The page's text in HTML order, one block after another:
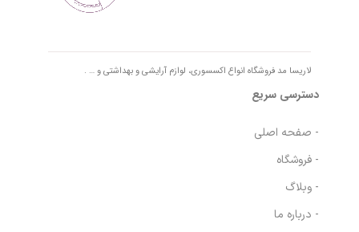
لاریسا مد فروشگاه انواع اکسسوری، لوازم آرایشی و بهداشتی و … .
دسترسی سریع
- صفحه اصلی
- فروشگاه
- وبلاگ
- درباره ما